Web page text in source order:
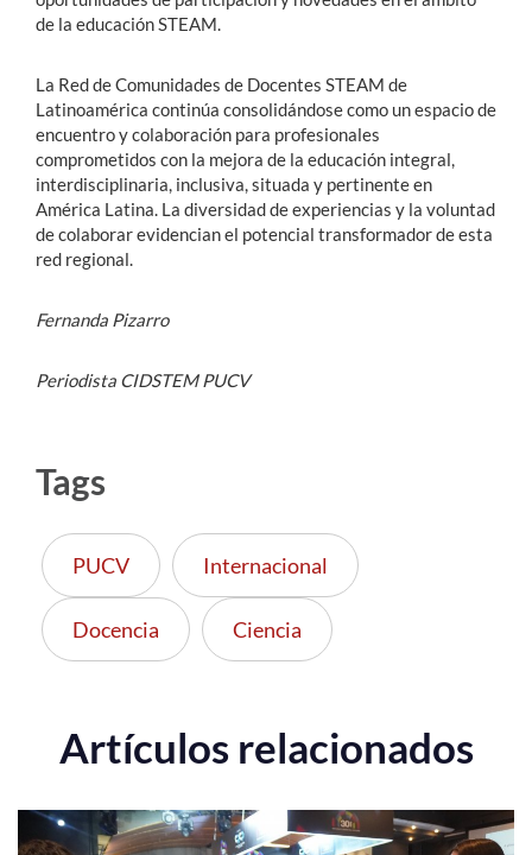
de la educación STEAM.
La Red de Comunidades de Docentes STEAM de
Latinoamérica continúa consolidándose como un espacio de
encuentro y colaboración para profesionales
comprometidos con la mejora de la educación integral,
interdisciplinaria, inclusiva, situada y pertinente en
América Latina. La diversidad de experiencias y la voluntad
de colaborar evidencian el potencial transformador de esta
red regional.
Fernanda Pizarro
Periodista CIDSTEM PUCV
Tags
PUCV Internacional
Docencia Ciencia
Artículos relacionados